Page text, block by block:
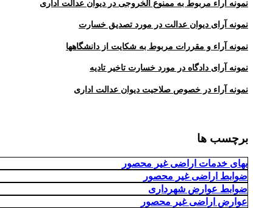
نمونه آراء مربوط به ممنوع الخروجی در دیوان عدالت اداری
نمونه آرای دیوان عدالت در مورد تصدیق خسارت
نمونه آراء و مقررات مربوط به شکایت از دانشگاهها
نمونه آرای دادگاه در مورد خسارت تاخیر تادیه
نمونه آراء در خصوص صلاحیت دیوان عدالت اداری
برچسب ها
بهای خدمات اراضی غیر محصور
ضوابط اراضی غیر محصور
ضوابط عوارض شهرداری
عوارض اراضی غیر محصور